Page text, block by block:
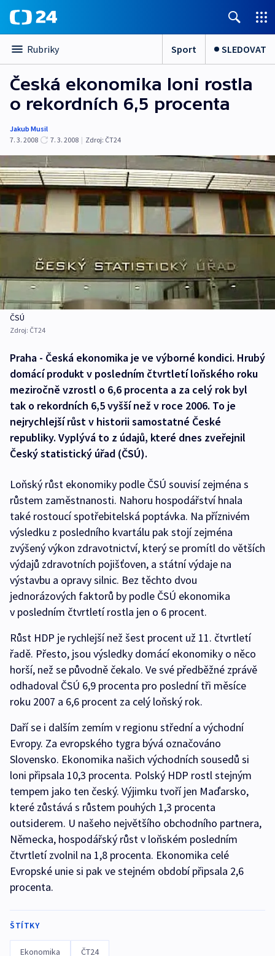
Rubriky Sport SLEDOVAT
Česká ekonomika loni rostla
o rekordních 6,5 procenta
Jakub Musil
7. 3. 2008
7. 3. 2008 | Zdroj: ČT24
ČSÚ
Zdroj: ČT24
Praha - Česká ekonomika je ve výborné kondici. Hrubý
domácí produkt v posledním čtvrtletí loňského roku
meziročně vzrostl o 6,6 procenta a za celý rok byl
tak o rekordních 6,5 vyšší než v roce 2006. To je
nejrychlejší růst v historii samostatné České
republiky. Vyplývá to z údajů, které dnes zveřejnil
Český statistický úřad (ČSÚ).
Loňský růst ekonomiky podle ČSÚ souvisí zejména s
růstem zaměstnanosti. Nahoru hospodářství hnala
také rostoucí spotřebitelská poptávka. Na příznivém
výsledku z posledního kvartálu pak stojí zejména
zvýšený výkon zdravotnictví, který se promítl do větších
výdajů zdravotních pojišťoven, a státní výdaje na
výstavbu a opravy silnic. Bez těchto dvou
jednorázových faktorů by podle ČSÚ ekonomika
v posledním čtvrtletí rostla jen o 6 procent.
Růst HDP je rychlejší než šest procent už 11. čtvrtletí
řadě. Přesto, jsou výsledky domácí ekonomiky o něco
horší, než se původně čekalo. Ve své předběžné zprávě
odhadoval ČSÚ 6,9 procenta pro poslední tři měsíce
roku 2007 a 6,6 procent za celý loňský rok.
Daří se i dalším zemím v regionu střední a východní
Evropy. Za evropského tygra bývá označováno
Slovensko. Ekonomika našich východních sousedů si
loni připsala 10,3 procenta. Polský HDP rostl stejným
tempem jako ten český. Výjimku tvoří jen Maďarsko,
které zůstává s růstem pouhých 1,3 procenta
outsiderem. U našeho největšího obchodního partnera,
Německa, hospodářský růst v loňském posledním
čtvrtletí zvolnil na 1,8 procenta. Ekonomika celé
Evropské unie si pak ve stejném období připsala 2,6
procenta.
ŠTÍTKY
Ekonomika ČT24